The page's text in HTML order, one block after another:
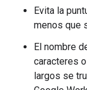
Evita la
menos que
El nombre
caracteres
largos se